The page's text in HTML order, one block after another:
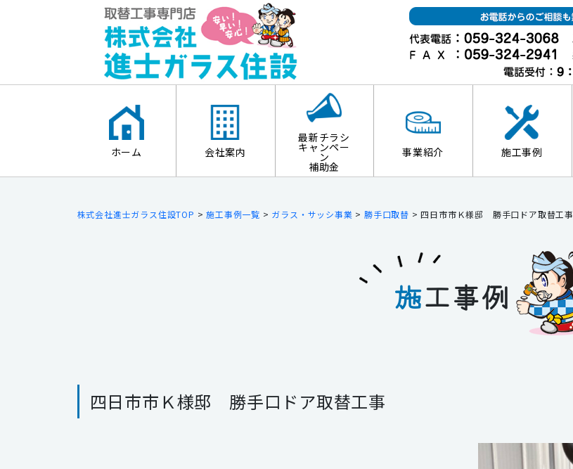
ホーム 会社案内
最新チラシ
キャンペー
ン
補助金
事業紹介 施工事例
株式会社進士ガラス住設TOP >施工事例一覧 > ガラス・サッシ事業 > 勝手口取替 >四日市市Ｋ様邸 勝手口ドア取替工事
施工事例
四日市市Ｋ様邸 勝手口ドア取替工事